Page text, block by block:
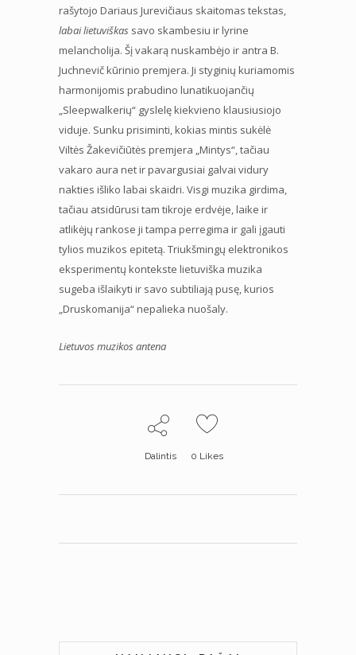
rašytojo Dariaus Jurevičiaus skaitomas tekstas,
labai lietuviškas savo skambesiu ir lyrine
melancholija. Šį vakarą nuskambėjo ir antra B.
Juchnevič kūrinio premjera. Ji styginių kuriamomis
harmonijomis prabudino lunatikuojančių
„Sleepwalkerių“ gyslelę kiekvieno klausiusiojo
viduje. Sunku prisiminti, kokias mintis sukėlė
Viltės Žakevičiūtės premjera „Mintys“, tačiau
vakaro aura net ir pavargusiai galvai vidury
nakties išliko labai skaidri. Visgi muzika girdima,
tačiau atsidūrusi tam tikroje erdvėje, laike ir
atlikėjų rankose ji tampa perregima ir gali įgauti
tylios muzikos epitetą. Triukšmingų elektronikos
eksperimentų kontekste lietuviška muzika
sugeba išlaikyti ir savo subtiliają pusę, kurios
„Druskomanija“ nepalieka nuošaly.
Lietuvos muzikos antena
Dalintis 0 Likes